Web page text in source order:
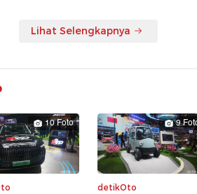
Lihat Selengkapnya
10 Foto 9
detikOto